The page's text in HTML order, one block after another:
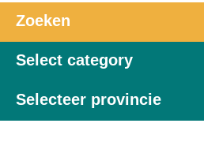
Zoeken
Select category
Selecteer provincie